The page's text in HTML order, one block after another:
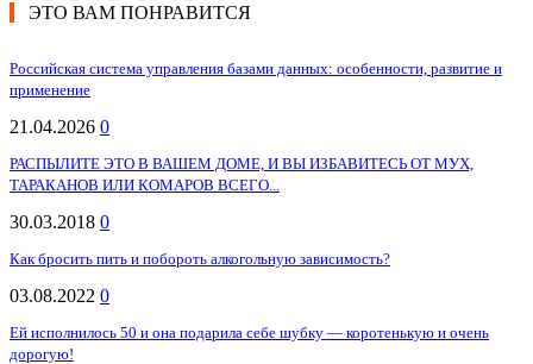
ЭТО ВАМ ПОНРАВИТСЯ
Российская система управления базами данных: особенности, развитие и
применение
21.04.2026 0
РАСПЫЛИТЕ ЭТО В ВАШЕМ ДОМЕ, И ВЫ ИЗБАВИТЕСЬ ОТ МУХ,
ТАРАКАНОВ ИЛИ КОМАРОВ ВСЕГО...
30.03.2018 0
Как бросить пить и побороть алкогольную зависимость?
03.08.2022 0
Ей исполнилось 50 и она подарила себе шубку — коротенькую и очень
дорогую!